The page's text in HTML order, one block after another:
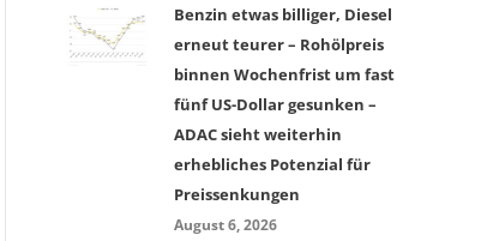
Benzin etwas billiger, Diesel
erneut teurer – Rohölpreis
binnen Wochenfrist um fast
fünf US-Dollar gesunken –
ADAC sieht weiterhin
erhebliches Potenzial für
Preissenkungen
August 6, 2026